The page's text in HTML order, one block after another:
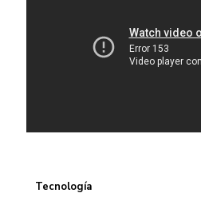
Tecnología